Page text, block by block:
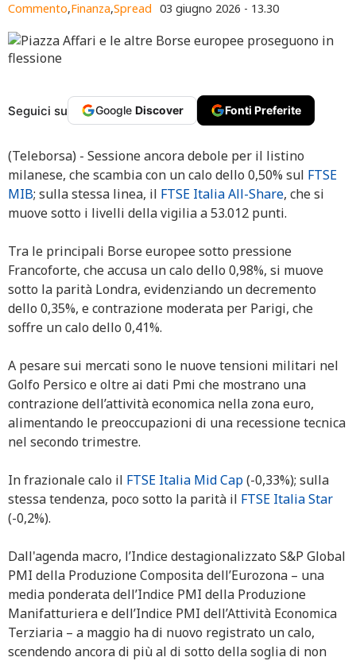
Commento,Finanza,Spread 03 giugno 2026 - 13.30
Seguici su Google Discover Fonti Preferite
(Teleborsa) - Sessione ancora debole per il listino
milanese, che scambia con un calo dello 0,50% sul FTSE
MIB; sulla stessa linea, il FTSE Italia All-Share, che si
muove sotto i livelli della vigilia a 53.012 punti.
Tra le principali Borse europee sotto pressione
Francoforte, che accusa un calo dello 0,98%, si muove
sotto la parità Londra, evidenziando un decremento
dello 0,35%, e contrazione moderata per Parigi, che
soffre un calo dello 0,41%.
A pesare sui mercati sono le nuove tensioni militari nel
Golfo Persico e oltre ai dati Pmi che mostrano una
contrazione dell’attività economica nella zona euro,
alimentando le preoccupazioni di una recessione tecnica
nel secondo trimestre.
In frazionale calo il FTSE Italia Mid Cap(-0,33%); sulla
stessa tendenza, poco sotto la parità il FTSE Italia Star
(-0,2%).
Dall'agenda macro, l’Indice destagionalizzato S&P Global
PMI della Produzione Composita dell’Eurozona – una
media ponderata dell’Indice PMI della Produzione
Manifatturiera e dell’Indice PMI dell’Attività Economica
Terziaria – a maggio ha di nuovo registrato un calo,
scendendo ancora di più al di sotto della soglia di non